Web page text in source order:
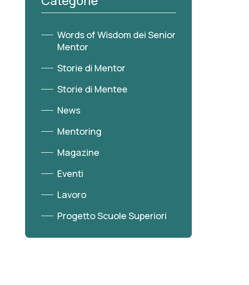
Words of Wisdom dei Senior
Mentor
Storie di Mentor
Storie di Mentee
News
Mentoring
Magazine
Eventi
Lavoro
Progetto Scuole Superiori